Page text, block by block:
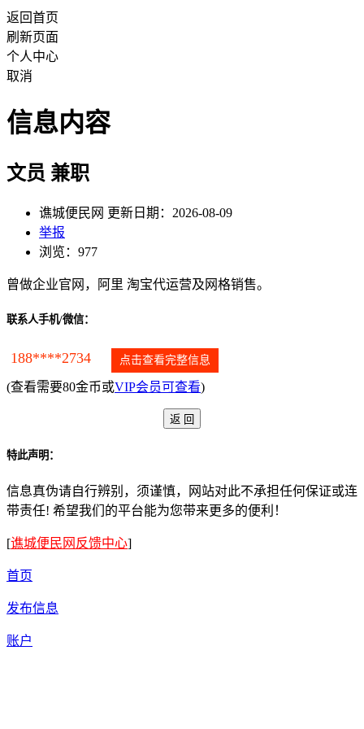
返回首页
刷新页面
个人中心
取消
信息内容
文员 兼职
谯城便民网 更新日期：2026-08-09
举报
浏览：977
曾做企业官网，阿里 淘宝代运营及网格销售。
联系人手机/微信：
188****2734 点击查看完整信息
(查看需要80金币或VIP会员可查看)
特此声明：
信息真伪请自行辨别，须谨慎，网站对此不承担任何保证或连
带责任! 希望我们的平台能为您带来更多的便利！
[谯城便民网反馈中心]
首页
发布信息
账户